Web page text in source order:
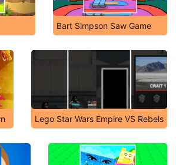
Bart Simpson Saw Game
Lego Star Wars Empire VS Rebels